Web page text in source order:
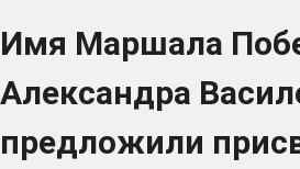
Имя Маршала
Александра
предложили